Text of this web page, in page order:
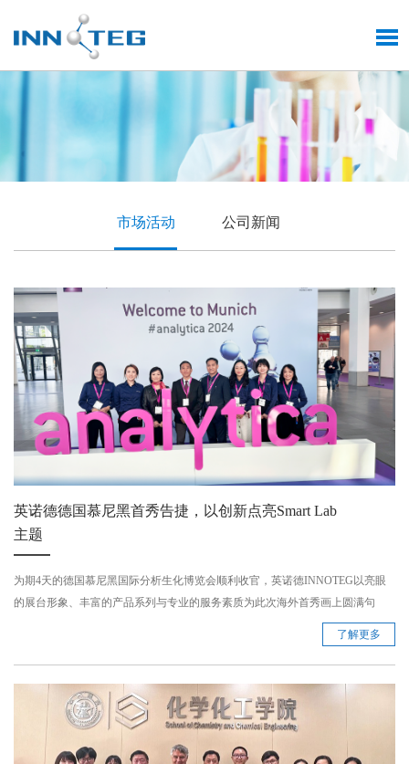
品质铸就技术前沿
市场活动 公司新闻
英诺德德国慕尼黑首秀告捷，以创新点亮Smart Lab
主题
为期4天的德国慕尼黑国际分析生化博览会顺利收官，英诺德INNOTEG以亮眼
的展台形象、丰富的产品系列与专业的服务素质为此次海外首秀画上圆满句
了解更多